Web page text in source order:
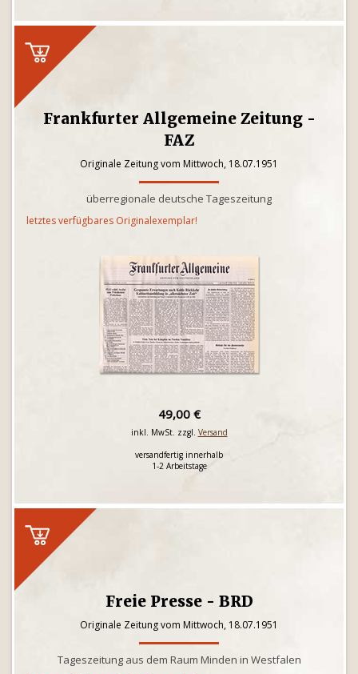
Frankfurter Allgemeine Zeitung -
FAZ
Originale Zeitung vom Mittwoch, 18.07.1951
überregionale deutsche Tageszeitung
letztes verfügbares Originalexemplar!
49,00 €
inkl. MwSt. zzgl. Versand
versandfertig innerhalb
1-2 Arbeitstage
Freie Presse - BRD
Originale Zeitung vom Mittwoch, 18.07.1951
Tageszeitung aus dem Raum Minden in Westfalen